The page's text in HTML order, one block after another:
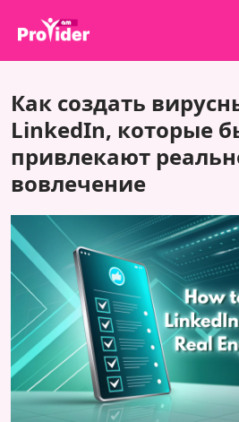
О нас
Войти
Регистрация
Услуги
API
Условия
Блог
Как создать
LinkedIn, которые
привлекают
вовлечение